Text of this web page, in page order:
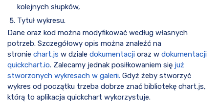
kolejnych słupków,
Tytuł wykresu.
Dane oraz kod można modyfikować według własnych
potrzeb. Szczegółowy opis można znaleźć na
stronie chart.js w dziale dokumentacji oraz w dokumentacji
quickchart.io. Zalecamy jednak posiłkowaniem się już
stworzonych wykresach w galerii. Gdyż żeby stworzyć
wykres od początku trzeba dobrze znać bibliotekę chart.js,
którą to aplikacja quickchart wykorzystuje.